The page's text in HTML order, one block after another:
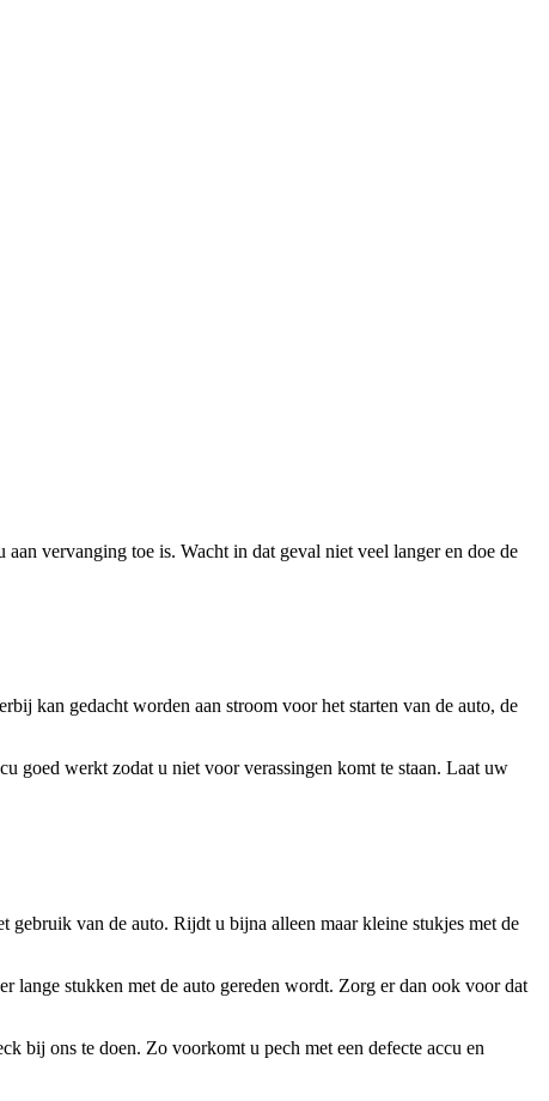
vervanging toe is. Wacht in dat geval niet veel langer en doe de
kan gedacht worden aan stroom voor het starten van de auto, de
goed werkt zodat u niet voor verassingen komt te staan. Laat uw
van de auto. Rijdt u bijna alleen maar kleine stukjes met de
lange stukken met de auto gereden wordt. Zorg er dan ook voor dat
bij ons te doen. Zo voorkomt u pech met een defecte accu en